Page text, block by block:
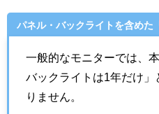
パネル・バックライトを含めた
一般的なモニターでは、
バックライトは1年だけ
りません。